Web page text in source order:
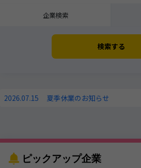
企業検索
検索する
2026.07.15 夏季休業のお知らせ
ピックアップ企業